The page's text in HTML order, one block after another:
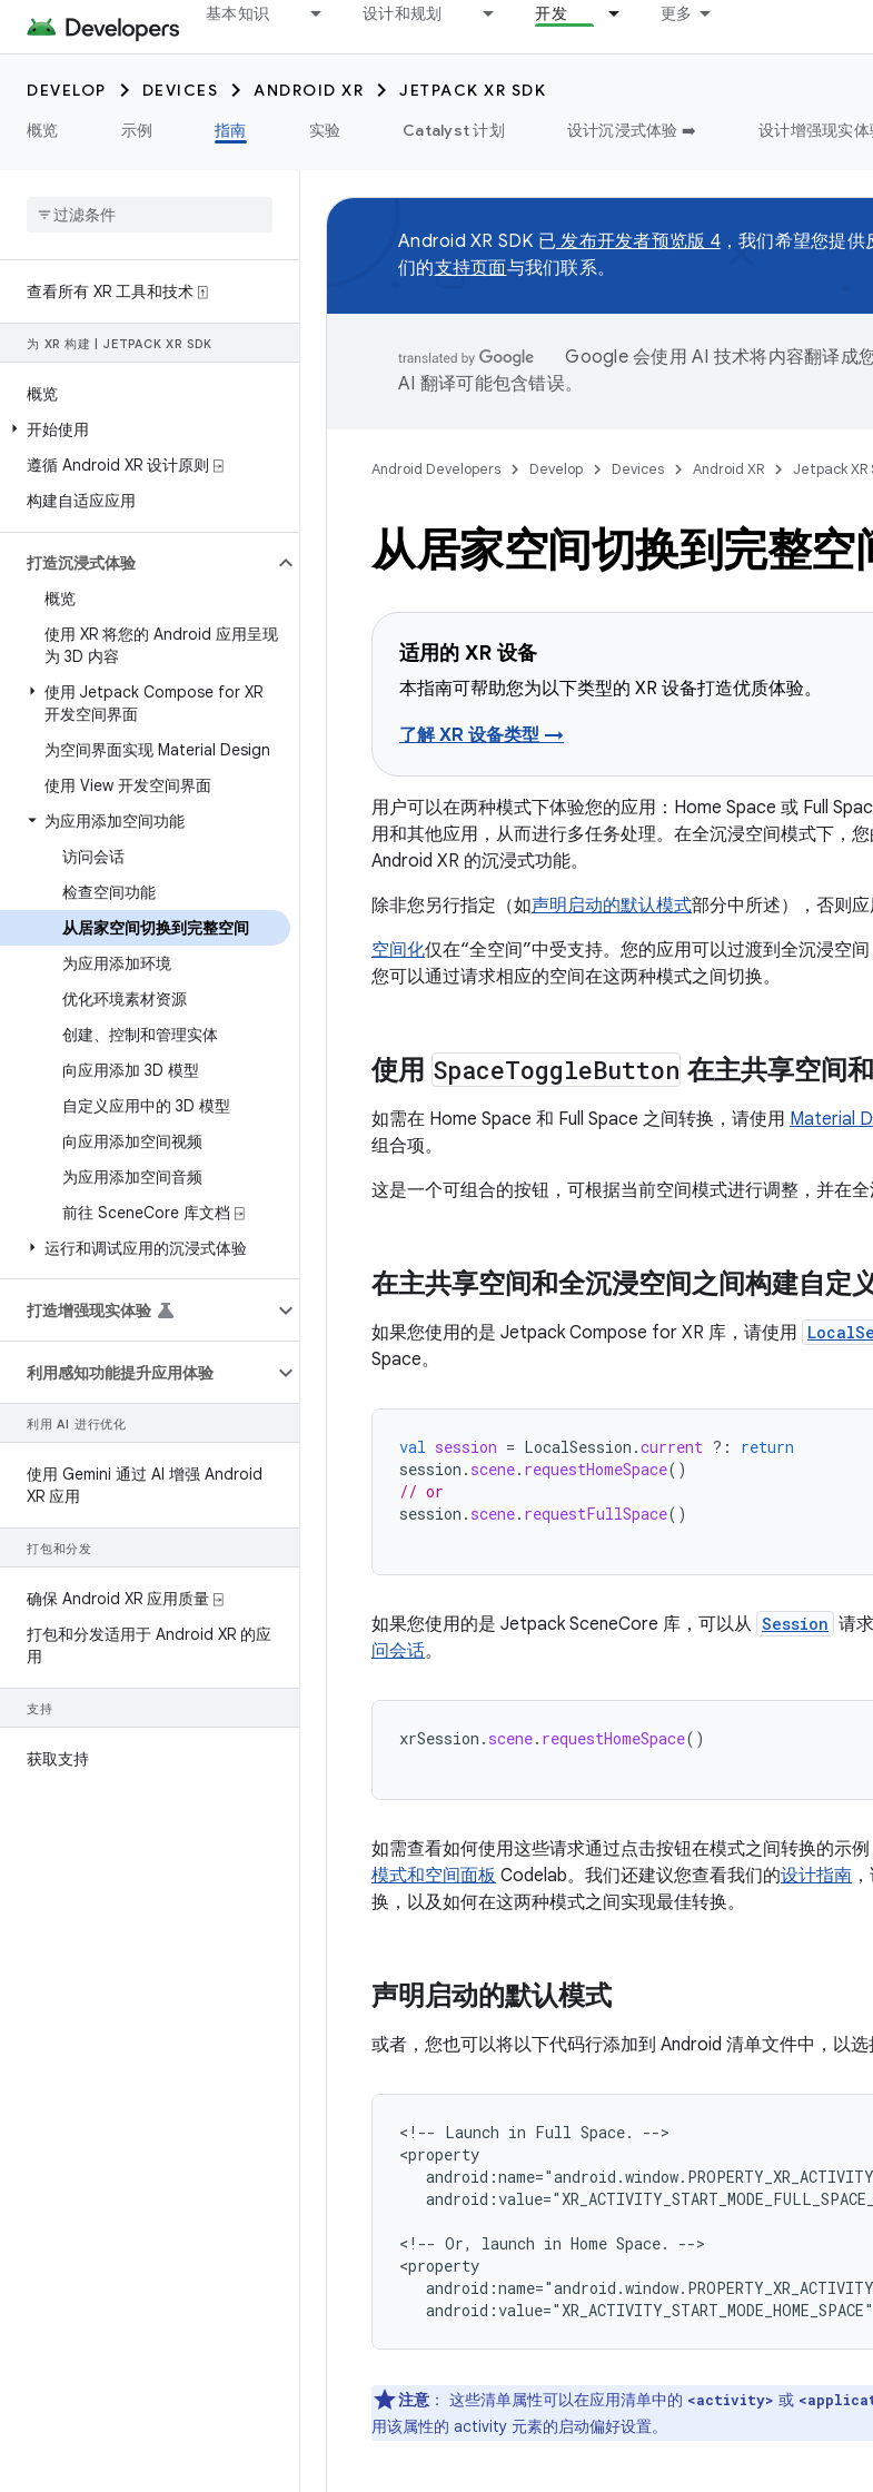
基本知识 设计和规划 开发 更多
DEVELOP DEVICES ANDROID XR
JETPACK XR SDK
概览
示例 指南 实验 Catalyst 计划 设计沉浸式体验 ➡️ 设计增强现实
查看所有 XR 工具和技术 ⍐
为 XR 构建 JETPACK XR SDK
概览
开始使用
遵循 Android XR 设计原则 ⍈
构建自适应应用
打造沉浸式体验
概览
使用 XR 将您的 Android 应用呈现
为 3D 内容
使用 Jetpack Compose for XR
开发空间界面
为空间界面实现 Material Design
使用 View 开发空间界面
为应用添加空间功能
访问会话
检查空间功能
从居家空间切换到完整空间
为应用添加环境
优化环境素材资源
创建、控制和管理实体
向应用添加 3D 模型
自定义应用中的 3D 模型
向应用添加空间视频
为应用添加空间音频
前往 SceneCore 库文档 ⍈
运行和调试应用的沉浸式体验
打造增强现实体验
利用感知功能提升应用体验
利用 AI 进行优化
使用 Gemini 通过 AI 增强 Android
XR 应用
打包和分发
确保 Android XR 应用质量 ⍈
打包和分发适用于 Android XR 的应
用
支持
获取支持
Android XR SDK 已 发布开发者预览版 4，我们希望您提供
们的支持页面与我们联系。
Google 会使用 AI 技术将内容翻译成
AI 翻译可能包含错误。
Android Developers Develop Devices Android XR Jetpack XR
从居家空间切换到完整空
适用的 XR 设备
本指南可帮助您为以下类型的 XR 设备打造优质体验。
了解 XR 设备类型 →
用户可以在两种模式下体验您的应用：Home Space 或 Full
用和其他应用，从而进行多任务处理。在全沉浸空间模式下，
Android XR 的沉浸式功能。
除非您另行指定（如声明启动的默认模式部分中所述），否则应
空间化仅在“全空间”中受支持。您的应用可以过渡到全沉浸空
您可以通过请求相应的空间在这两种模式之间切换。
使用 SpaceToggleButton 在主共享空间
如需在 Home Space 和 Full Space 之间转换，请使用 Material
组合项。
这是一个可组合的按钮，可根据当前空间模式进行调整，并在全
在主共享空间和全沉浸空间之间构建自定
如果您使用的是 Jetpack Compose for XR 库，请使用
Space。
val session = LocalSession .current ?:
return
session . scene. requestHomeSpace()
// or
session . scene. requestFullSpace()
如果您使用的是 Jetpack SceneCore 库，可以从 Session 请
问会话。
xrSession . scene. requestHomeSpace()
如需查看如何使用这些请求通过点击按钮在模式之间转换的示例
模式和空间面板 Codelab。我们还建议您查看我们的设计指南
换，以及如何在这两种模式之间实现最佳转换。
声明启动的默认模式
或者，您也可以将以下代码行添加到 Android 清单文件中，以选
<!-- Launch in Full Space.
-->
<!-- Or, launch in Home Space.
-->
android:value="XR_ACTIVITY_START_MODE_HOME_SPACE"
注意 ： 这些清单属性可以在应用清单中的 <activity> 或
用该属性的 activity 元素的启动偏好设置。